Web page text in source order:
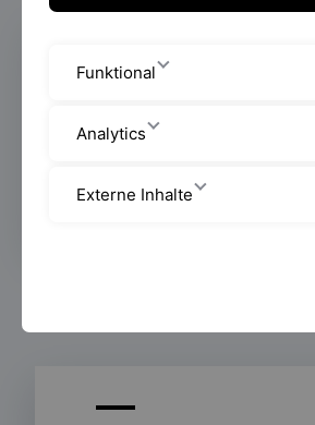
Funktional
Analytics
Externe Inhalte